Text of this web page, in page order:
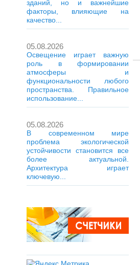
зданий, но и важнейшие
факторы, влияющие на
качество...
05.08.2026
Освещение играет важную
роль в формировании
атмосферы и
функциональности любого
пространства. Правильное
использование...
05.08.2026
В современном мире
проблема экологической
устойчивости становится все
более актуальной.
Архитектура играет
ключевую...